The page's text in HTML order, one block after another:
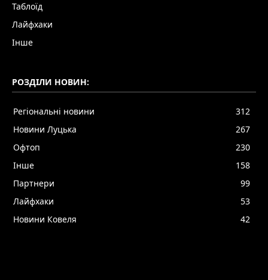
Таблоїд
Лайфхаки
Інше
РОЗДІЛИ НОВИН:
Регіональні новини
312
Новини Луцька
267
Офтоп
230
Інше
158
Партнери
99
Лайфхаки
53
Новини Ковеля
42